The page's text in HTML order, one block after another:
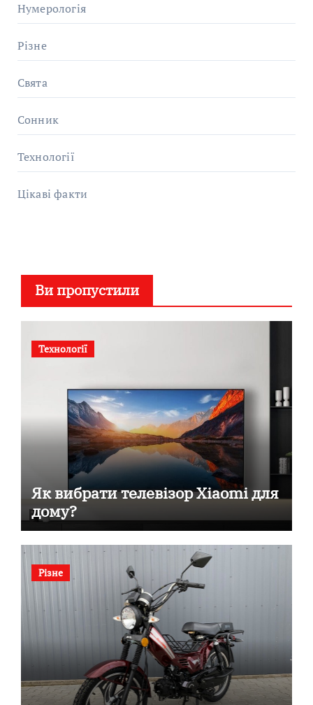
Нумерологія
Різне
Свята
Сонник
Технології
Цікаві факти
Ви пропустили
Технології
Як вибрати телевізор Xiaomi для
дому?
Різне